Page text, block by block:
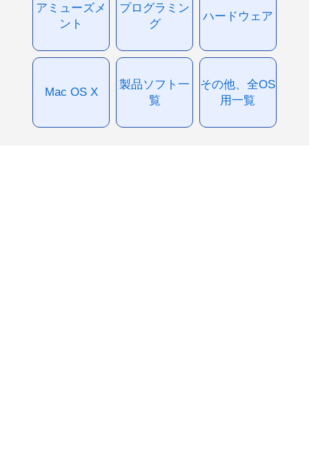
アミューズメ
ント
プログラミン
グ
ハードウェア
Mac OS X
製品ソフト一
覧
その他、全OS
用一覧